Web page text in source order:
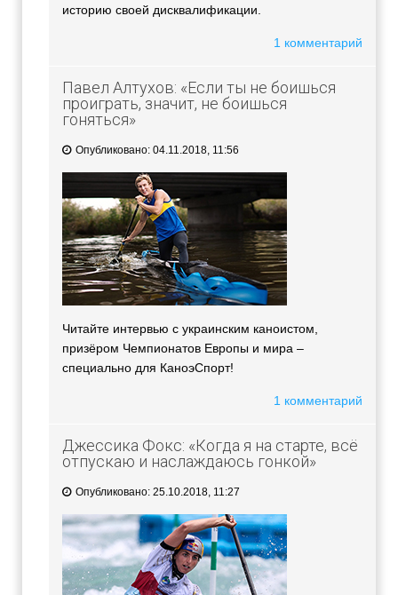
историю своей дисквалификации.
1 комментарий
Павел Алтухов: «Если ты не боишься
проиграть, значит, не боишься
гоняться»
Опубликовано: 04.11.2018, 11:56
Читайте интервью с украинским каноистом,
призёром Чемпионатов Европы и мира –
специально для КаноэСпорт!
1 комментарий
Джессика Фокс: «Когда я на старте, всё
отпускаю и наслаждаюсь гонкой»
Опубликовано: 25.10.2018, 11:27